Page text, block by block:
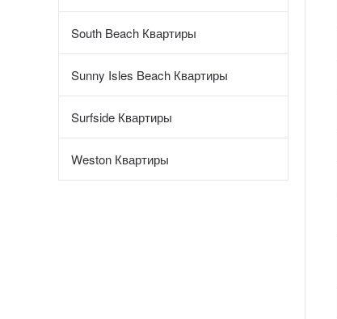
South Beach Квартиры
Sunny Isles Beach Квартиры
Surfside Квартиры
Weston Квартиры